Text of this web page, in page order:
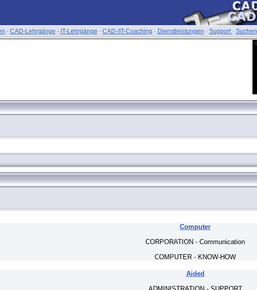
· CAD-Lehrgänge · IT-Lehrgänge · CAD-/IT-Coaching · Dienstleistungen · Support · Suchen
Computer
CORPORATION - Communication
COMPUTER - KNOW-HOW
Aided